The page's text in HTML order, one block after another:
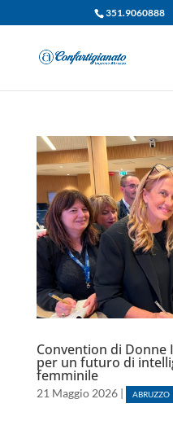
351.9060888
Convention di Donne
per un futuro di
femminile
21 Maggio 2026| ABRUZZO